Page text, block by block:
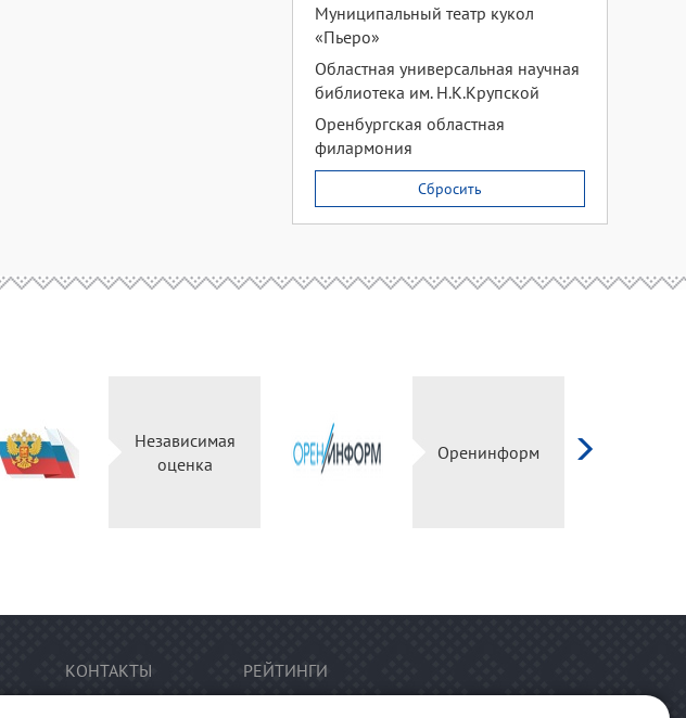
Муниципальный театр кукол
«Пьеро»
Областная универсальная научная
библиотека им. Н.К.Крупской
Оренбургская областная
филармония
Сбросить
Независимая
оценка
Оренинформ
КОНТАКТЫ РЕЙТИНГИ